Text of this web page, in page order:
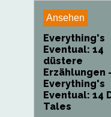
Ansehen
Everything's
Eventual: 14
düstere
Erzählungen -
Everything's
Eventual: 14
Tales